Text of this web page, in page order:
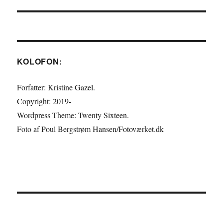
KOLOFON:
Forfatter: Kristine Gazel.
Copyright: 2019-
Wordpress Theme: Twenty Sixteen.
Foto af Poul Bergstrøm Hansen/Fotoværket.dk